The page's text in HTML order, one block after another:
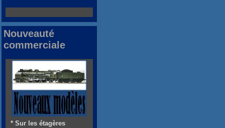
Nouveauté
commerciale
* Sur les étagères